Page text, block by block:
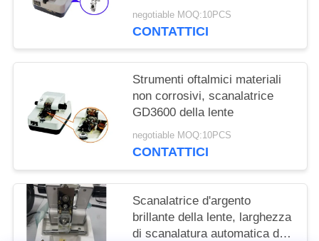
lente di 11mm - di 1,5
negotiable MOQ:10PCS
CONTATTICI
Strumenti oftalmici materiali
non corrosivi, scanalatrice
GD3600 della lente
negotiable MOQ:10PCS
CONTATTICI
Scanalatrice d'argento
brillante della lente, larghezza
di scanalatura automatica del